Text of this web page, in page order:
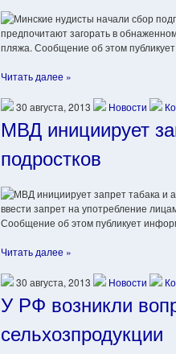
предпочитают загорать в
пляжа. Сообщение об этом
Читать далее »
30 августа, 2013 Новости
МВД инициирует
подростков
ввести запрет на употребление
Сообщение об этом публикует
Читать далее »
30 августа, 2013 Новости
У РФ возникли
сельхозпродукции